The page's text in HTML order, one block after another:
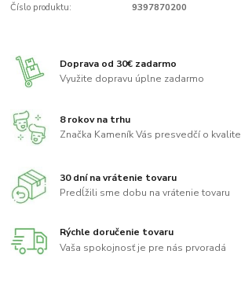
Číslo produktu: 9397870200
Doprava od 30€ zadarmo
Využite dopravu úplne zadarmo
8 rokov na trhu
Značka Kameník Vás presvedčí o kvalite
30 dní na vrátenie tovaru
Predĺžili sme dobu na vrátenie tovaru
Rýchle doručenie tovaru
Vaša spokojnosť je pre nás prvoradá